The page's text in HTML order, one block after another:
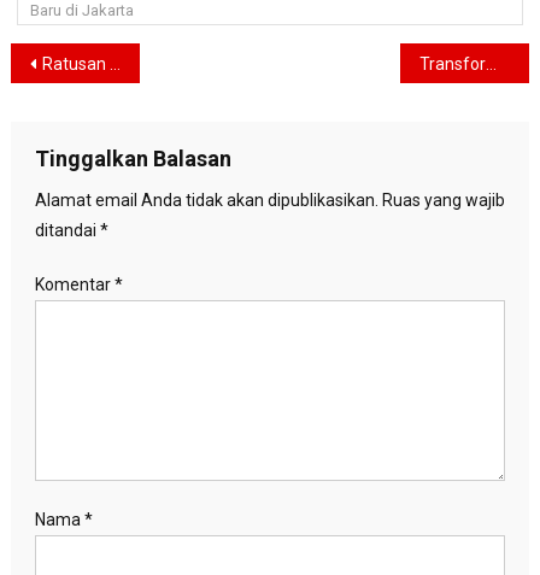
Baru di Jakarta
Navigasi
Ratusan Mahasisa se Jabodetabek Turun ke Jalan, Tolak PPN 12 Persen di Patung Kuda Transformasi TMII : Ramah Lingkungan, tapi Apa Sudah Ramah Pengunjung?
Tinggalkan Balasan
Alamat email Anda tidak akan dipublikasikan. Ruas yang wajib
ditandai *
Komentar*
Nama *